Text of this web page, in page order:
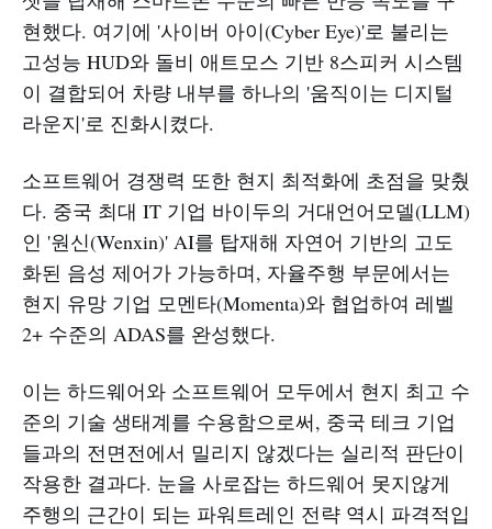
현했다. 여기에 '사이버 아이(Cyber Eye)'로 불리는
고성능 HUD와 돌비 애트모스 기반 8스피커 시스템
이 결합되어 차량 내부를 하나의 '움직이는 디지털
라운지'로 진화시켰다.
소프트웨어 경쟁력 또한 현지 최적화에 초점을 맞췄
다. 중국 최대 IT 기업 바이두의 거대언어모델(LLM)
인 '원신(Wenxin)' AI를 탑재해 자연어 기반의 고도
화된 음성 제어가 가능하며, 자율주행 부문에서는
현지 유망 기업 모멘타(Momenta)와 협업하여 레벨
2+ 수준의 ADAS를 완성했다.
이는 하드웨어와 소프트웨어 모두에서 현지 최고 수
준의 기술 생태계를 수용함으로써, 중국 테크 기업
들과의 전면전에서 밀리지 않겠다는 실리적 판단이
작용한 결과다. 눈을 사로잡는 하드웨어 못지않게
주행의 근간이 되는 파워트레인 전략 역시 파격적입